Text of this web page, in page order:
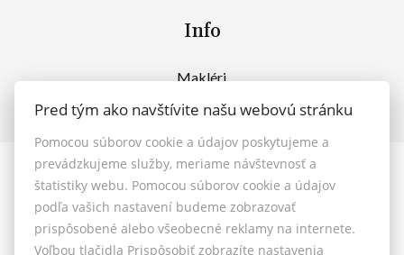
Info
Makléri
Napíšte nám
© 2026 - MAXFIN REAL s.r.o.
Vašinova 125/61, Nitra 949 01, E-mail: reality@maxfinreal.sk
Nastavenie cookies
Pred tým ako navštívite našu webovú stránku
Pomocou súborov cookie a údajov poskytujeme a
prevádzkujeme služby, meriame návštevnosť a
štatistiky webu. Pomocou súborov cookie a údajov
podľa vašich nastavení budeme zobrazovať
prispôsobené alebo všeobecné reklamy na internete.
Voľbou tlačidla Prispôsobiť zobrazíte nastavenia